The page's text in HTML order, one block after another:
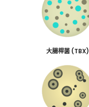
大腸桿菌 (TBX)